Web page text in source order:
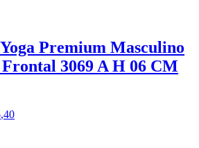
Premium Masculino
3069 A H 06 CM
,40